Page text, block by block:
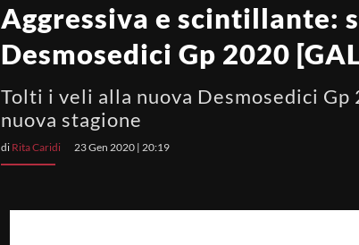
Aggressiva e scintillante:
Desmosedici Gp 2020
Tolti i veli alla nuova Desmosedici
nuova stagione
di Rita Caridi 23 Gen 2020 | 20:19